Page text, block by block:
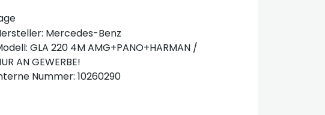
Mercedes-Benz
GLA 220 4M AMG+PANO+HARMAN /
AN GEWERBE!
Nummer: 10260290